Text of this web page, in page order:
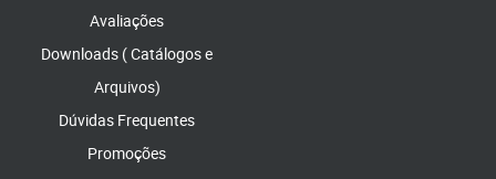
Avaliações
Downloads ( Catálogos e
Arquivos)
Dúvidas Frequentes
Promoções